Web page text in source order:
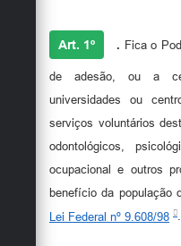
Art. 1º . Fica o
de adesão, ou a
universidades ou
serviços voluntários
odontológicos,
ocupacional e outros
benefício da população
Lei Federal nº 9.608/98
.